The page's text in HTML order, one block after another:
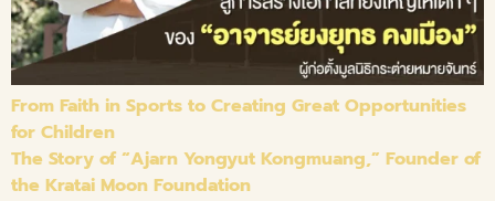
From Faith in Sports to Creating Great Opportunities
for Children
The Story of “Ajarn Yongyut Kongmuang,” Founder of
the Kratai Moon Foundation